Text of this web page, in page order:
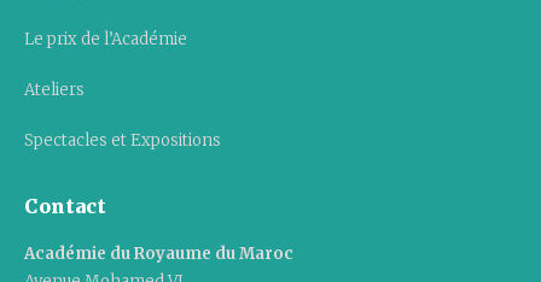
Le prix de l’Académie
Ateliers
Spectacles et Expositions
Contact
Académie du Royaume du Maroc